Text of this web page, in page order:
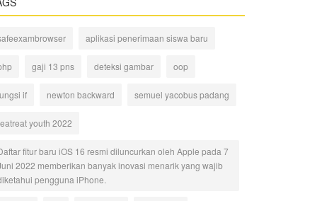
aplikasi penerimaan siswa baru
gaji 13 pns deteksi gambar oop
if newton backward semuel yacobus padang
youth 2022
fitur baru iOS 16 resmi diluncurkan oleh Apple pada 7
2022 memberikan banyak inovasi menarik yang wajib
pengguna iPhone.